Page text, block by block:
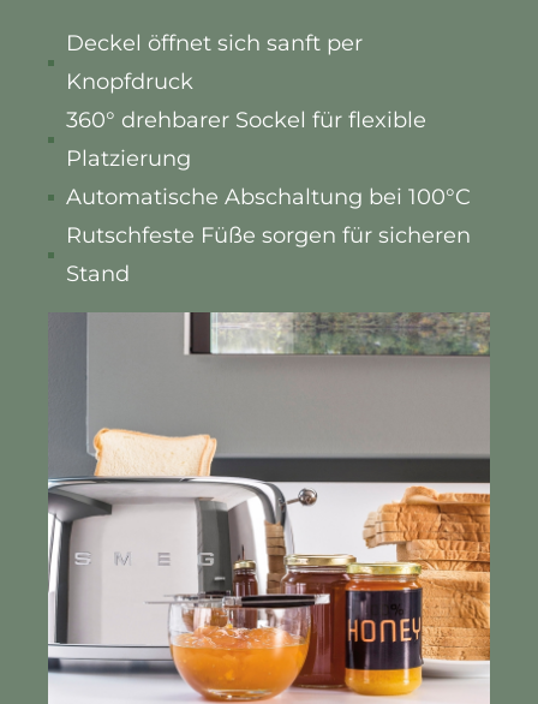
Deckel öffnet sich sanft per
Knopfdruck
360° drehbarer Sockel für flexible
Platzierung
Automatische Abschaltung bei 100°C
Rutschfeste Füße sorgen für sicheren
Stand